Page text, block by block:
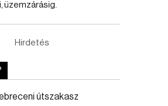
üzemzárásig.
Hirdetés